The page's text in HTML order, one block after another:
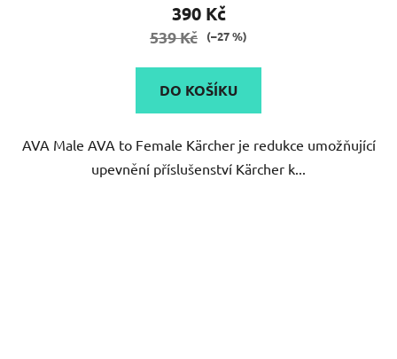
390 Kč
539 Kč (–27 %)
DO KOŠÍKU
AVA Male AVA to Female Kärcher je redukce umožňující
upevnění příslušenství Kärcher k...